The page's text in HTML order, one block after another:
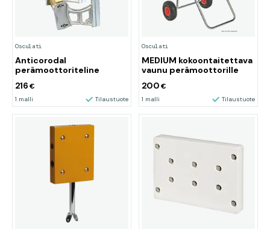
Osculati
Anticorodal
perämoottoriteline
216 €
1 malli Tilaustuote
Osculati
MEDIUM kokoontaitettava
vaunu perämoottorille
200 €
1 malli Tilaustuote